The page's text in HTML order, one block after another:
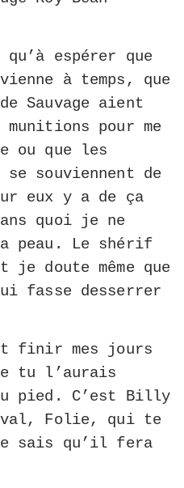
espérer que
à temps, que
Sauvage aient
pour me
ou que les
se souviennent de
eux y a de ça
quoi je ne
peau. Le shérif
je doute même que
fasse desserrer
finir mes jours
tu l’aurais
pied. C’est Billy
Folie, qui te
sais qu’il fera